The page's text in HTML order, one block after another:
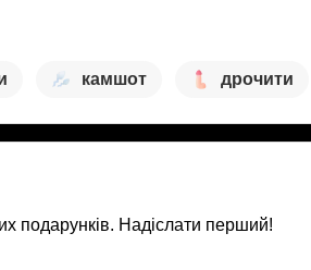
камшот дрочити
подарунків. Надіслати перший!